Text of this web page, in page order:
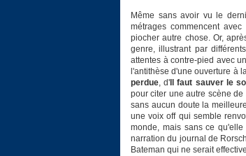
Même sans avoir vu le
métrages commencent
piocher autre chose. Or,
genre, illustrant par
attentes à contre-pied avec
l'antithèse d'une ouverture à
perdue, d' Il faut sauver le
pour citer une autre scène
sans aucun doute la
une voix off qui semble
monde, mais sans ce
narration du journal de
Bateman qui ne serait